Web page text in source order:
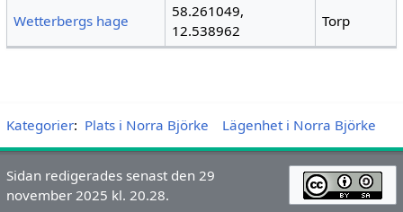
Wetterbergs hage
58.261049,
12.538962
Torp
Kategorier: Plats i Norra Björke Lägenhet i Norra Björke
Sidan redigerades senast den 29
november 2025 kl. 20.28.